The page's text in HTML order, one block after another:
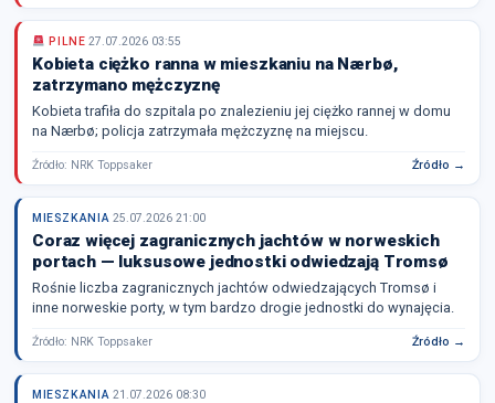
PILNE 27.07.2026 03:55
Kobieta ciężko ranna w mieszkaniu na Nærbø,
zatrzymano mężczyznę
Kobieta trafiła do szpitala po znalezieniu jej ciężko rannej w domu
na Nærbø; policja zatrzymała mężczyznę na miejscu.
Źródło: NRK Toppsaker Źródło →
MIESZKANIA 25.07.2026 21:00
Coraz więcej zagranicznych jachtów w norweskich
portach — luksusowe jednostki odwiedzają Tromsø
Rośnie liczba zagranicznych jachtów odwiedzających Tromsø i
inne norweskie porty, w tym bardzo drogie jednostki do wynajęcia.
Źródło: NRK Toppsaker Źródło →
MIESZKANIA 21.07.2026 08:30